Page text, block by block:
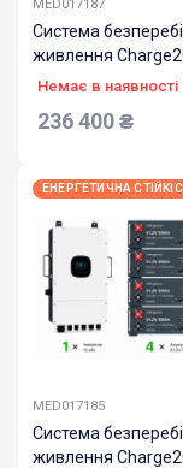
MED017187
Система
живлення
12000.200.312
Немає в наявності
236 400₴
ЕНЕРГЕТИЧНА
MED017185
Система
живлення